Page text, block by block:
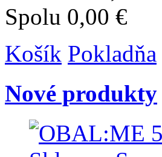
Spolu 0,00 €
Košík Pokladňa
Nové produkty